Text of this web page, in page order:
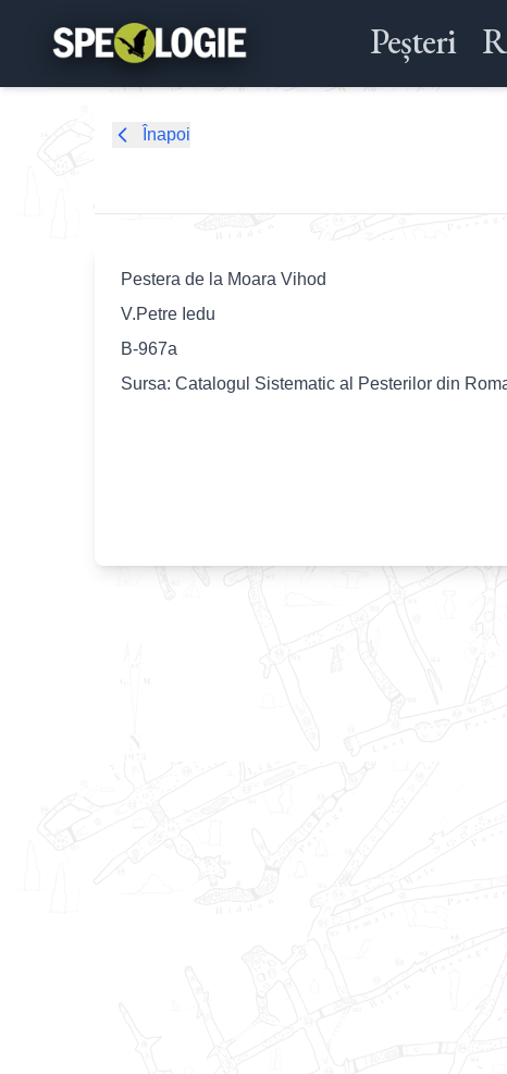
Peșteri
Înapoi
Pestera de la Moara Vihod
V.Petre Iedu
B-967a
Sursa: Catalogul Sistematic al Pesterilor din